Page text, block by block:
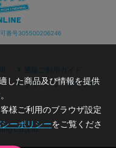
番号305500206246
通販ご利用ガイド
プライバシーポリシー
Co.,Ltd.
した商品及び情報を提供
様ご利用のブラウザ設定
ーポリシーをご覧くださ